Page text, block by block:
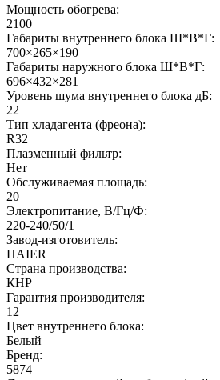
Мощность обогрева:
2100
Габариты внутреннего блока Ш*В*Г:
700×265×190
Габариты наружного блока Ш*В*Г:
696×432×281
Уровень шума внутреннего блока дБ:
22
Тип хладагента (фреона):
R32
Плазменный фильтр:
Нет
Обслуживаемая площадь:
20
Электропитание, В/Гц/Ф:
220-240/50/1
Завод-изготовитель:
HAIER
Страна производства:
КНР
Гарантия производителя:
12
Цвет внутреннего блока:
Белый
Бренд:
5874